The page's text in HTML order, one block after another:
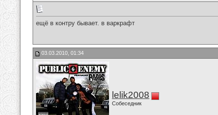
ещё в контру бывает. в варкрафт
03.03.2010, 01:34
lelik2008
Собеседник